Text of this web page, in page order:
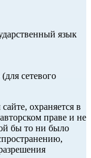
язык
сетевого
охраняется в
праве и не
бы то ни было